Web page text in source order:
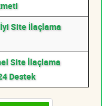
Site İlaçlama
Site İlaçlama
Destek